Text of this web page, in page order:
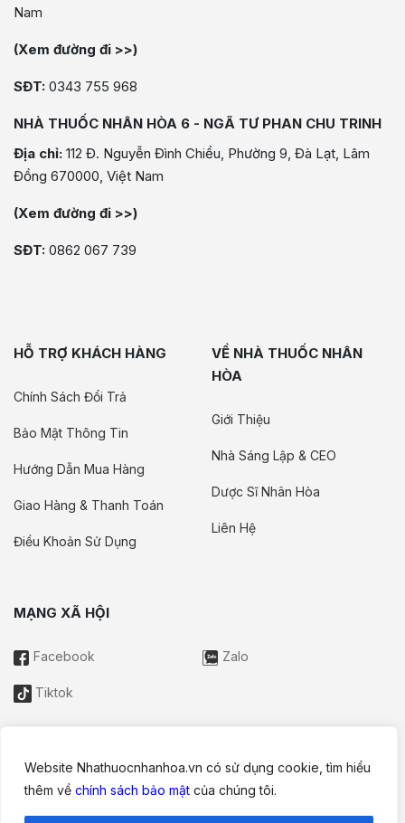
Website Nhathuocnhanhoa.vn có sử dụng cookie, tìm hiểu
thêm về chính sách bảo mật của chúng tôi.
Nam
(Xem đường đi >>)
SĐT: 0343 755 968
NHÀ THUỐC NHÂN HÒA 6 - NGÃ TƯ PHAN CHU TRINH
Địa chỉ: 112 Đ. Nguyễn Đình Chiểu, Phường 9, Đà Lạt, Lâm
Đồng 670000, Việt Nam
(Xem đường đi >>)
SĐT: 0862 067 739
HỖ TRỢ KHÁCH HÀNG
Chính Sách Đổi Trả
Bảo Mật Thông Tin
Hướng Dẫn Mua Hàng
Giao Hàng & Thanh Toán
Điều Khoản Sử Dụng
VỀ NHÀ THUỐC NHÂN
HÒA
Giới Thiệu
Nhà Sáng Lập & CEO
Dược Sĩ Nhân Hòa
Liên Hệ
MẠNG XÃ HỘI
Facebook Zalo
Tiktok
Thông tin trên website này chỉ mang tính chất nội bộ tham khảo;